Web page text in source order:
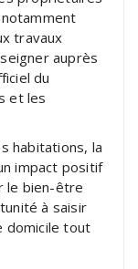
travaux
auprès
du
et les
habitations, la
impact positif
le bien-être
à saisir
domicile tout